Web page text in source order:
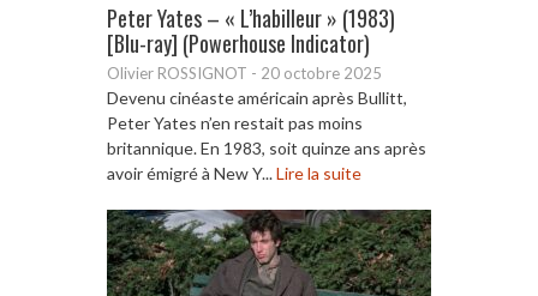
Peter Yates – « L’habilleur » (1983)
[Blu-ray] (Powerhouse Indicator)
Olivier ROSSIGNOT - 20 octobre 2025
Devenu cinéaste américain après Bullitt,
Peter Yates n’en restait pas moins
britannique. En 1983, soit quinze ans après
avoir émigré à New Y...Lire la suite